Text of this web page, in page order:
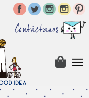
Contáctanos